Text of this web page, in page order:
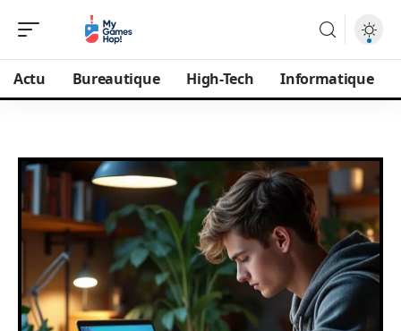
Actu Bureautique High-Tech Informatique